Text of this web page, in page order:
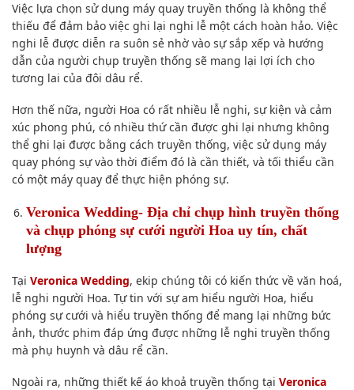
Việc lựa chọn sử dụng máy quay truyền thống là không thể
thiếu để đảm bảo việc ghi lại nghi lễ một cách hoàn hảo. Việc
nghi lễ được diễn ra suôn sẻ nhờ vào sự sắp xếp và hướng
dẫn của người chụp truyền thống sẽ mang lại lợi ích cho
tương lai của đôi dâu rể.
Hơn thế nữa, người Hoa có rất nhiều lễ nghi, sự kiện và cảm
xúc phong phú, có nhiều thứ cần được ghi lại nhưng không
thể ghi lại được bằng cách truyền thống, việc sử dụng máy
quay phóng sự vào thời điểm đó là cần thiết, và tối thiểu cần
có một máy quay để thực hiện phóng sự.
Veronica Wedding- Địa chỉ chụp hình truyền thống
và chụp phóng sự cưới người Hoa uy tín, chất
lượng
Tại Veronica Wedding, ekip chúng tôi có kiến thức về văn hoá,
lễ nghi người Hoa. Tự tin với sự am hiểu người Hoa, hiểu
phóng sự cưới và hiểu truyền thống để mang lại những bức
ảnh, thước phim đáp ứng được những lễ nghi truyền thống
mà phụ huynh và dâu rể cần.
Ngoài ra, những thiết kế áo khoả truyền thống tại Veronica